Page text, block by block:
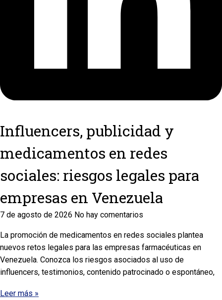
Influencers, publicidad y
medicamentos en redes
sociales: riesgos legales para
empresas en Venezuela
7 de agosto de 2026 No hay comentarios
La promoción de medicamentos en redes sociales plantea
nuevos retos legales para las empresas farmacéuticas en
Venezuela. Conozca los riesgos asociados al uso de
influencers, testimonios, contenido patrocinado o espontáneo,
Leer más »